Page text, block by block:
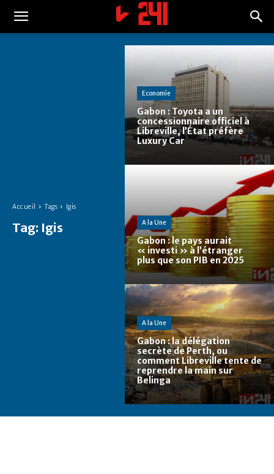
Accueil Tags Igis
Tag: Igis
Economie
Gabon : Toyota a un
concessionnaire officiel à
Libreville, l’État préfère
Luxury Car
A la Une
Gabon : le pays aurait
« investi » à l’étranger
plus que son PIB en 2025
A la Une
Gabon : la délégation
secrète de Perth, ou
comment Libreville tente de
reprendre la main sur
Belinga